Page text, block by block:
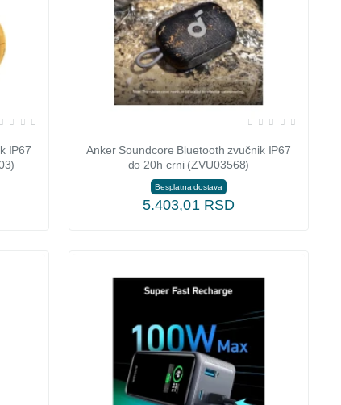
IP67
Anker Soundcore Bluetooth zvučnik IP67
do 20h crni (ZVU03568)
Besplatna dostava
5.403,01 RSD